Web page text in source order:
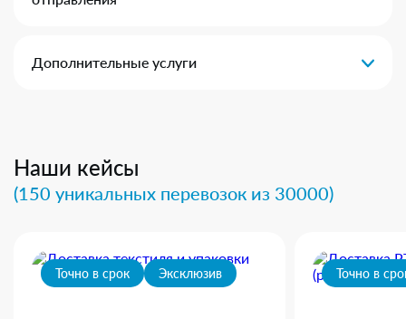
Дополнительные услуги
Наши кейсы
(150 уникальных перевозок из 30000)
Точно в срок Эксклюзив Точно в